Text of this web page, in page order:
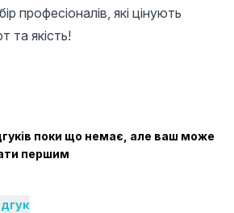
професіоналів, які цінують
та якість!
поки що немає, але ваш може
першим